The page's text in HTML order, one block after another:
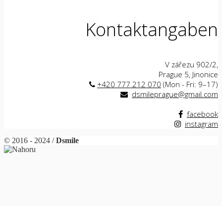
Kontaktangaben
V zářezu 902/2,
Prague 5, Jinonice
+420 777 212 070 (Mon - Fri: 9–17)
dsmileprague@gmail.com
facebook
instagram
© 2016 - 2024 /Dsmile